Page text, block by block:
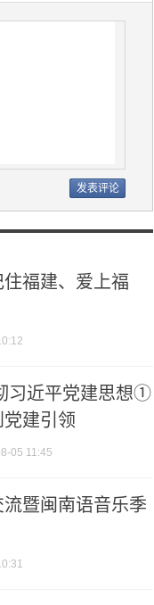
福建、爱上福
习近平党建思想①
党建引领
05 11:45
暨闽南语音乐季